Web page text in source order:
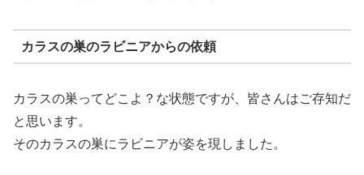
カラスの巣のラビニアからの依頼
カラスの巣ってどこよ？な状態ですが、皆さんはご存知だ
と思います。
そのカラスの巣にラビニアが姿を現しました。